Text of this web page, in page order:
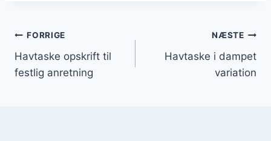
Indlægsnavigation
FORRIGE
Havtaske opskrift til
festlig anretning
NÆSTE
Havtaske i dampet
variation